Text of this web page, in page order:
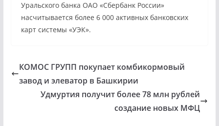
Уральского банка ОАО «Сбербанк России»
насчитывается более 6 000 активных банковских
карт системы «УЭК».
КОМОС ГРУПП покупает комбикормовый
завод и элеватор в Башкирии
Удмуртия получит более 78 млн рублей
создание новых МФЦ